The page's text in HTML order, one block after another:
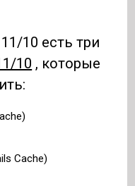
10 есть три
10 , которые
Cache)